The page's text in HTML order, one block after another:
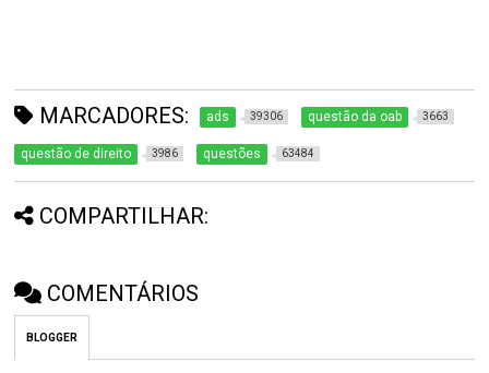
MARCADORES: ads 39306 questão da oab 3663
questão de direito 3986 questões 63484
COMPARTILHAR:
COMENTÁRIOS
BLOGGER